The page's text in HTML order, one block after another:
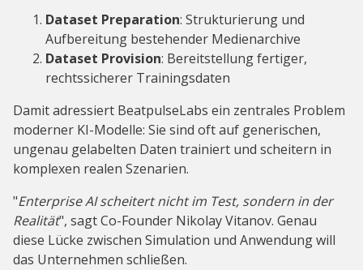
Dataset Preparation: Strukturierung und
Aufbereitung bestehender Medienarchive
Dataset Provision: Bereitstellung fertiger,
rechtssicherer Trainingsdaten
Damit adressiert BeatpulseLabs ein zentrales Problem
moderner KI-Modelle: Sie sind oft auf generischen,
ungenau gelabelten Daten trainiert und scheitern in
komplexen realen Szenarien.
"Enterprise AI scheitert nicht im Test, sondern in der
Realität", sagt Co-Founder Nikolay Vitanov. Genau
diese Lücke zwischen Simulation und Anwendung will
das Unternehmen schließen.